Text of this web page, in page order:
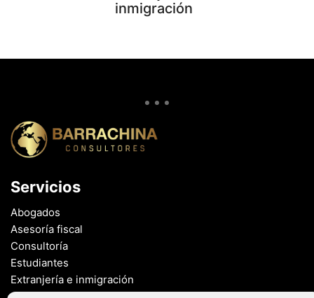
inmigración
Servicios
Abogados
Asesoría fiscal
Consultoría
Estudiantes
Extranjería e inmigración